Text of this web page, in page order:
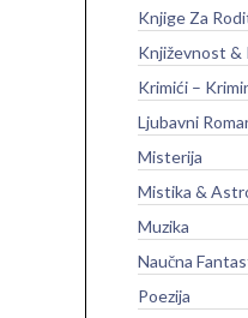
Knjige Za
Književnost &
Krimići –
Ljubavni
Misterija
Mistika &
Muzika
Naučna
Poezija